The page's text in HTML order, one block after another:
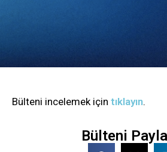
Bülteni incelemek için tıklayın.
Bülteni